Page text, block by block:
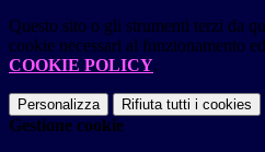
Questo sito o gli strumenti terzi da
cookie necessari al funzionamento
COOKIE POLICY.
Personalizza Rifiuta tutti i cookies
Gestione cookie